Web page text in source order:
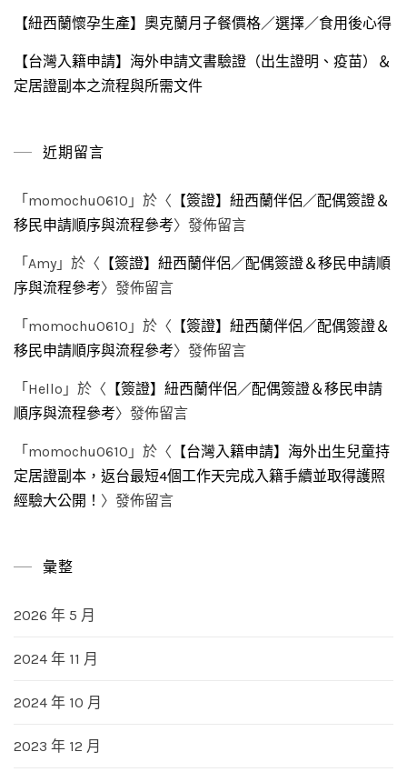
【紐西蘭懷孕生產】奧克蘭月子餐價格／選擇／食用後心得
【台灣入籍申請】海外申請文書驗證（出生證明、疫苗）＆
定居證副本之流程與所需文件
近期留言
「 momochu0610 」於〈 【簽證】紐西蘭伴侶／配偶簽證＆
移民申請順序與流程參考〉發佈留言
「 Amy 」於〈 【簽證】紐西蘭伴侶／配偶簽證＆移民申請順
序與流程參考〉發佈留言
「 momochu0610 」於〈 【簽證】紐西蘭伴侶／配偶簽證＆
移民申請順序與流程參考〉發佈留言
「 Hello 」於〈 【簽證】紐西蘭伴侶／配偶簽證＆移民申請
順序與流程參考〉發佈留言
「 momochu0610 」於〈 【台灣入籍申請】海外出生兒童持
定居證副本，返台最短4個工作天完成入籍手續並取得護照
經驗大公開！ 〉發佈留言
彙整
2026 年 5 月
2024 年 11 月
2024 年 10 月
2023 年 12 月